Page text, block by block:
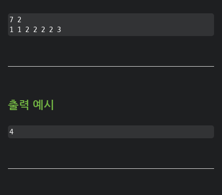
7 2
1 1 2 2 2 2 3
출력 예시
4